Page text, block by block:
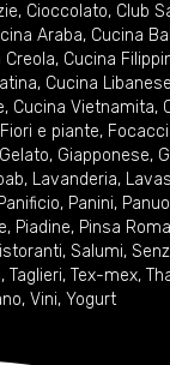
, Cioccolato, Club
Araba, Cucina
Creola, Cucina
, Cucina Libanese
, Cucina Vietnamita,
Fiori e piante,
Gelato, Giapponese,
, Lavanderia,
, Panini,
, Piadine, Pinsa
, Salumi,
, Taglieri, Tex-mex,
, Vini, Yogurt